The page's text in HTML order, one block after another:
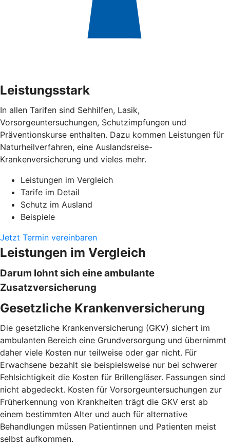
Leistungsstark
In allen Tarifen sind Sehhilfen, Lasik,
Vorsorgeuntersuchungen, Schutzimpfungen und
Präventionskurse enthalten. Dazu kommen Leistungen für
Naturheilverfahren, eine Auslandsreise-
Krankenversicherung und vieles mehr.
Leistungen im Vergleich
Tarife im Detail
Schutz im Ausland
Beispiele
Jetzt Termin vereinbaren
Leistungen im Vergleich
Darum lohnt sich eine ambulante
Zusatzversicherung
Gesetzliche Krankenversicherung
Die gesetzliche Krankenversicherung (GKV) sichert im
ambulanten Bereich eine Grundversorgung und übernimmt
daher viele Kosten nur teilweise oder gar nicht. Für
Erwachsene bezahlt sie beispielsweise nur bei schwerer
Fehlsichtigkeit die Kosten für Brillengläser. Fassungen sind
nicht abgedeckt. Kosten für Vorsorgeuntersuchungen zur
Früherkennung von Krankheiten trägt die GKV erst ab
einem bestimmten Alter und auch für alternative
Behandlungen müssen Patientinnen und Patienten meist
selbst aufkommen.